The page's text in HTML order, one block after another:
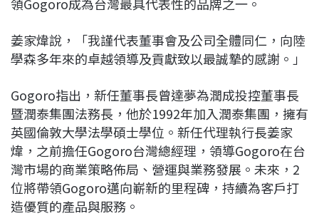
姜家煒說，「我謹代表董事會及公司全體同仁，向陸
學森多年來的卓越領導及貢獻致以最誠摯的感謝。」
Gogoro指出，新任董事長曾達夢為潤成投控董事長
暨潤泰集團法務長，他於1992年加入潤泰集團，擁有
英國倫敦大學法學碩士學位。新任代理執行長姜家
煒，之前擔任Gogoro台灣總經理，領導Gogoro在台
灣市場的商業策略佈局、營運與業務發展。未來，2
位將帶領Gogoro邁向嶄新的里程碑，持續為客戶打
造優質的產品與服務。